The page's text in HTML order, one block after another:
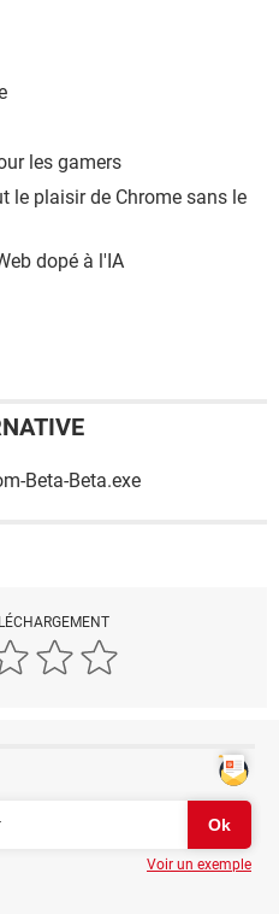
les gamers
le plaisir de Chrome sans le
dopé à l'IA
Beta-Beta.exe
Voir un exemple